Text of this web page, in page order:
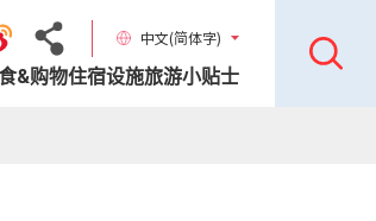
中文(简体字)
&购物住宿设施旅游小贴士